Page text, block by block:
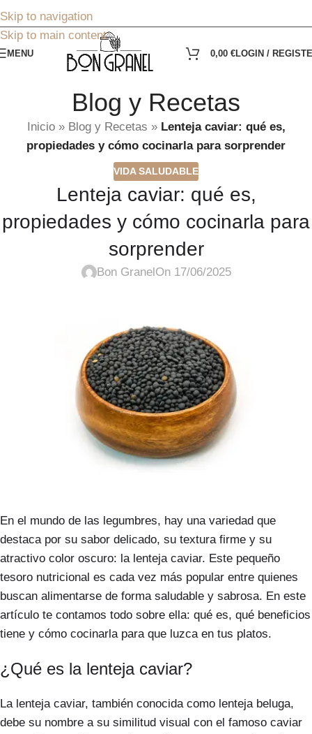
Skip to navigation
Skip to main content
MENU 0,00 €LOGIN /
Blog y Recetas
Inicio» Blog y Recetas » Lenteja caviar: qué es,
propiedades y cómo cocinarla para sorprender
VIDA SALUDABLE
Lenteja caviar: qué es,
propiedades y cómo cocinarla para
sorprender
Bon Granel On 17/06/2025
En el mundo de las legumbres, hay una variedad que
destaca por su sabor delicado, su textura firme y su
atractivo color oscuro: la lenteja caviar. Este pequeño
tesoro nutricional es cada vez más popular entre quienes
buscan alimentarse de forma saludable y sabrosa. En este
artículo te contamos todo sobre ella: qué es, qué beneficios
tiene y cómo cocinarla para que luzca en tus platos.
¿Qué es la lenteja caviar?
La lenteja caviar, también conocida como lenteja beluga,
debe su nombre a su similitud visual con el famoso caviar